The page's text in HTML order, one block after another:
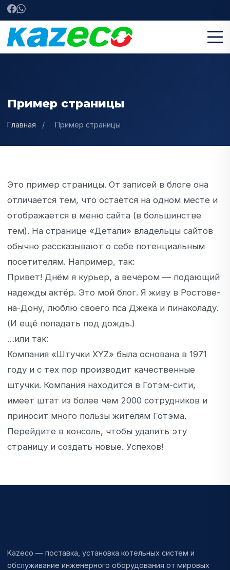
Пример страницы
Главная / Пример страницы
Это пример страницы. От записей в блоге она
отличается тем, что остаётся на одном месте и
отображается в меню сайта (в большинстве
тем). На странице «Детали» владельцы сайтов
обычно рассказывают о себе потенциальным
посетителям. Например, так:
Привет! Днём я курьер, а вечером — подающий
надежды актёр. Это мой блог. Я живу в Ростове-
на-Дону, люблю своего пса Джека и пинаколаду.
(И ещё попадать под дождь.)
…или так:
Компания «Штучки XYZ» была основана в 1971
году и с тех пор производит качественные
штучки. Компания находится в Готэм-сити,
имеет штат из более чем 2000 сотрудников и
приносит много пользы жителям Готэма.
Перейдите в консоль, чтобы удалить эту
страницу и создать новые. Успехов!
Kazeco — поставка, установка котельных систем и
обслуживание инженерного оборудования от мировых